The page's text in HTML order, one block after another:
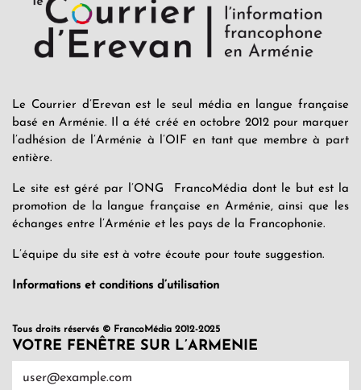
Le Courrier d’Erevan est le seul média en langue française
basé en Arménie. Il a été créé en octobre 2012 pour marquer
l’adhésion de l’Arménie à l’OIF en tant que membre à part
entière.
Le site est géré par l’ONG FrancoMédia dont le but est la
promotion de la langue française en Arménie, ainsi que les
échanges entre l’Arménie et les pays de la Francophonie.
L’équipe du site est à votre écoute pour toute suggestion.
Informations et conditions d’utilisation
Tous droits réservés © FrancoMédia 2012-2025
VOTRE FENÊTRE SUR L’ARMENIE